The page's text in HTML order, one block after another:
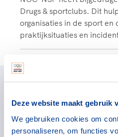
Deze website maakt gebruik
We gebruiken cookies om
personaliseren, om functies
Drugs & sportclubs. Dit
organisaties in de sport en
praktijksituaties en
van partners
Teamfit